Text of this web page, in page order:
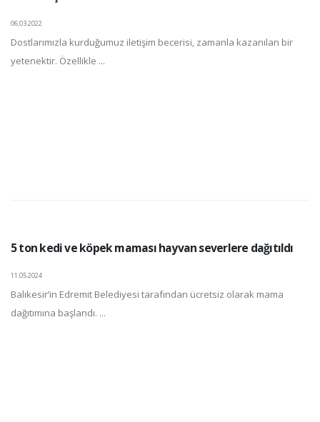
06.03.2022
Dostlarımızla kurduğumuz iletişim becerisi, zamanla kazanılan bir
yetenektir. Özellikle ...
5 ton kedi ve köpek maması hayvan severlere dağıtıldı
11.05.2024
Balıkesir’in Edremit Belediyesi tarafından ücretsiz olarak mama
dağıtımına başlandı. ...